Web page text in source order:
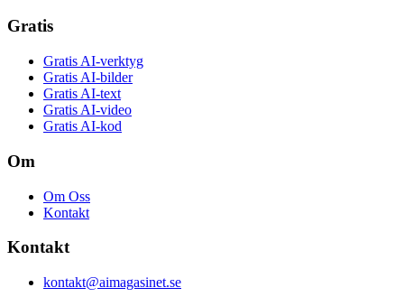
Gratis
Gratis AI-verktyg
Gratis AI-bilder
Gratis AI-text
Gratis AI-video
Gratis AI-kod
Om
Om Oss
Kontakt
Kontakt
kontakt@aimagasinet.se